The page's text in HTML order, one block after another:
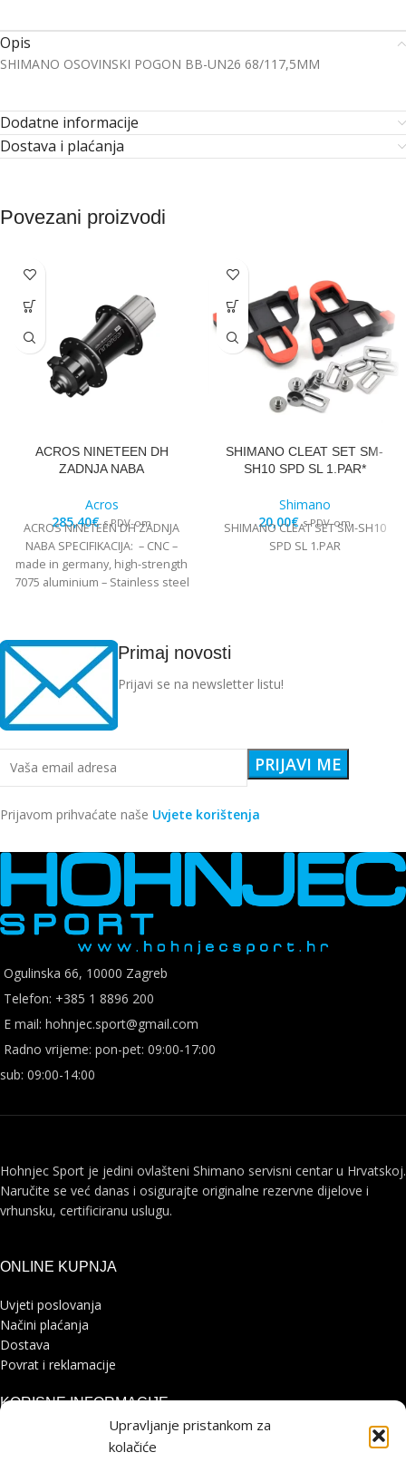
Upravljanje pristankom za
kolačiće
Opis
SHIMANO OSOVINSKI POGON BB-UN26 68/117,5MM
Dodatne informacije
Dostava i plaćanja
Povezani proizvodi
ACROS NINETEEN DH
ZADNJA NABA
Acros
285,40€ s PDV-om
ACROS NINETEEN DH ZADNJA
NABA SPECIFIKACIJA: – CNC –
made in germany, high-strength
7075 aluminium – Stainless steel
SHIMANO CLEAT SET SM-
SH10 SPD SL 1.PAR*
Shimano
20,00€ s PDV-om
SHIMANO CLEAT SET SM-SH10
SPD SL 1.PAR
Primaj novosti
Prijavi se na newsletter listu!
Prijavom prihvaćate naše Uvjete korištenja
Ogulinska 66, 10000 Zagreb
Telefon: +385 1 8896 200
E mail: hohnjec.sport@gmail.com
Radno vrijeme: pon-pet: 09:00-17:00
sub: 09:00-14:00
Hohnjec Sport je jedini ovlašteni Shimano servisni centar u Hrvatskoj.
Naručite se već danas i osigurajte originalne rezervne dijelove i
vrhunsku, certificiranu uslugu.
ONLINE KUPNJA
Uvjeti poslovanja
Načini plaćanja
Dostava
Povrat i reklamacije
KORISNE INFORMACIJE
Zaštita osobnih podataka